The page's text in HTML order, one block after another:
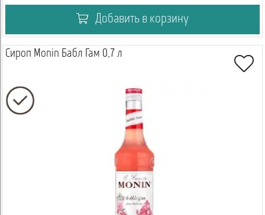
Добавить в корзину
Сироп Monin Бабл Гам 0,7 л